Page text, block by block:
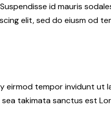
id mauris
elit, sed do eiusm od
tempor invidunt
takimata sanctus est